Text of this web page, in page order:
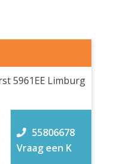
5961EE Limburg
55806678
Vraag een K